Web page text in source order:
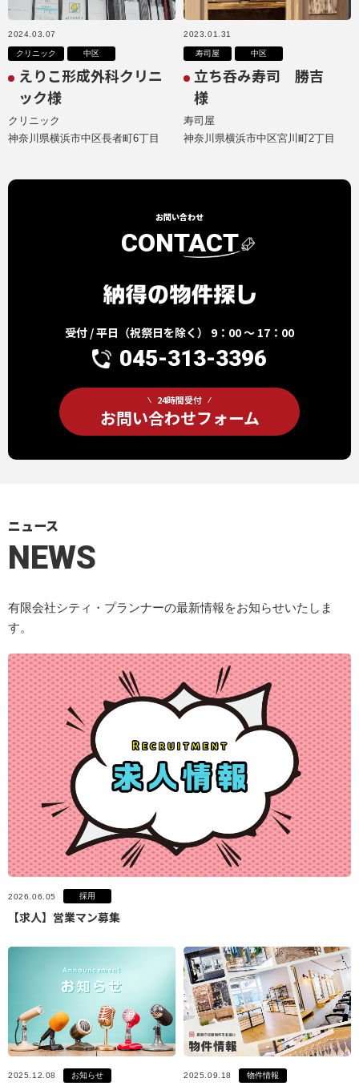
2024.03.07
クリニック 中区
えりこ形成外科クリニ
ック様
クリニック
神奈川県横浜市中区長者町6丁目
2023.01.31
寿司屋 中区
立ち呑み寿司 勝吉
様
寿司屋
神奈川県横浜市中区宮川町2丁目
お問い合わせ
CONTACT
受付 / 平日（祝祭日を除く） 9：00 ～ 17：00
045-313-3396
24時間受付
お問い合わせフォーム
ニュース
NEWS
有限会社シティ・プランナーの最新情報をお知らせいたしま
す。
2026.06.05 採用
【求人】営業マン募集
2025.12.08 お知らせ 2025.09.18 物件情報